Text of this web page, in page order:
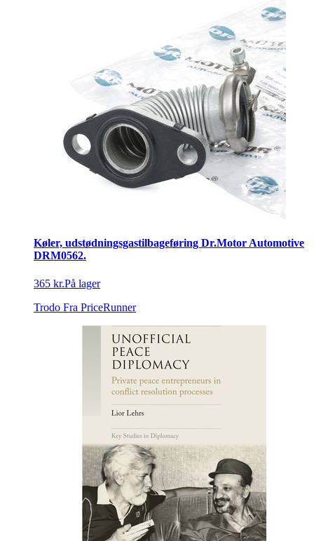
Køler, udstødningsgastilbageføring Dr.Motor Automotive
DRM0562.
365 kr.På lager
Trodo Fra PriceRunner